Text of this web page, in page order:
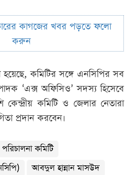
কাগজের খবর পড়তে ফলো
করুন
হয়েছে, কমিটির সঙ্গে এনসিপির সব
‘এক্স অফিসিও’ সদস্য হিসেবে
কেন্দ্রীয় কমিটি ও জেলার নেতারা
প্রদান করবেন।
পরিচালনা কমিটি
আবদুল হান্নান মাসউদ